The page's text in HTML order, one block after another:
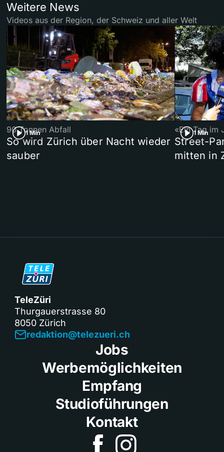
Weitere News
Videos aus der Region, der Schweiz und aller Welt
1 Min
90 Tonnen Abfall
So wird Zürich über Nacht wieder
sauber
1 Min
«Ein Tag im
Street-
mitten in
TeleZüri
Thurgauerstrasse 80
8050 Zürich
redaktion@telezueri.ch
Jobs
Werbemöglichkeiten
Empfang
Studioführungen
Kontakt